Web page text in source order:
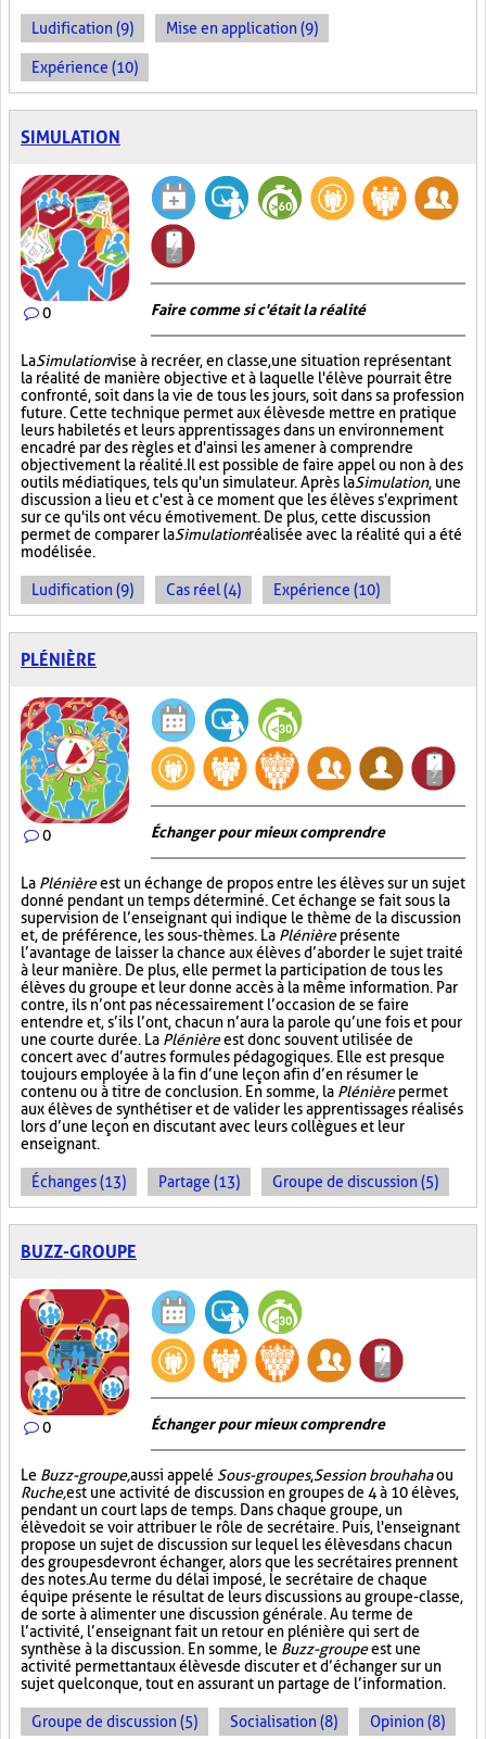
Ludification (9) Mise en application (9)
Expérience (10)
SIMULATION
0 Faire comme si c'était la réalité
LaSimulationvise à recréer, en classe, une situation représentant
la réalité de manière objective et à laquelle l'élève pourrait être
confronté, soit dans la vie de tous les jours, soit dans sa profession
future. Cette technique permet aux élèves de mettre en pratique
leurs habiletés et leurs apprentissages dans un environnement
encadré par des règles et d'ainsi les amener à comprendre
objectivement la réalité. Il est possible de faire appel ou non à des
outils médiatiques, tels qu'un simulateur. Après laSimulation, une
discussion a lieu et c'est à ce moment que les élèves s'expriment
sur ce qu'ils ont vécu émotivement. De plus, cette discussion
permet de comparer laSimulationréalisée avec la réalité qui a été
modélisée.
Ludification (9) Cas réel (4) Expérience (10)
PLÉNIÈRE
0 Échanger pour mieux comprendre
La Plénièreest un échange de propos entre les élèves sur un sujet
donné pendant un temps déterminé. Cet échange se fait sous la
supervision de l’enseignant qui indique le thème de la discussion
et, de préférence, les sous-thèmes. La Plénièreprésente
l’avantage de laisser la chance aux élèves d’aborder le sujet traité
à leur manière. De plus, elle permet la participation de tous les
élèves du groupe et leur donne accès à la même information. Par
contre, ils n’ont pas nécessairement l’occasion de se faire
entendre et, s’ils l’ont, chacun n’aura la parole qu’une fois et pour
une courte durée. La Plénièreest donc souvent utilisée de
concert avec d’autres formules pédagogiques. Elle est presque
toujours employée à la fin d’une leçon afin d’en résumer le
contenu ou à titre de conclusion. En somme, la Plénièrepermet
aux élèves de synthétiser et de valider les apprentissages réalisés
lors d’une leçon en discutant avec leurs collègues et leur
enseignant.
Échanges (13) Partage (13) Groupe de discussion (5)
BUZZ-GROUPE
0 Échanger pour mieux comprendre
Le Buzz-groupe,aussi appelé Sous-groupes,Session brouhahaou
Ruche,est une activité de discussion en groupes de 4 à 10 élèves,
pendant un court laps de temps. Dans chaque groupe, un
élève doit se voir attribuer le rôle de secrétaire. Puis, l'enseignant
propose un sujet de discussion sur lequel les élèves dans chacun
des groupes devront échanger, alors que les secrétaires prennent
des notes. Au terme du délai imposé, le secrétaire de chaque
équipe présente le résultat de leurs discussions au groupe-classe,
de sorte à alimenter une discussion générale. Au terme de
l’activité, l’enseignant fait un retour en plénière qui sert de
synthèse à la discussion. En somme, le Buzz-groupeest une
activité permettant aux élèves de discuter et d’échanger sur un
sujet quelconque, tout en assurant un partage de l’information.
Groupe de discussion (5) Socialisation (8) Opinion (8)